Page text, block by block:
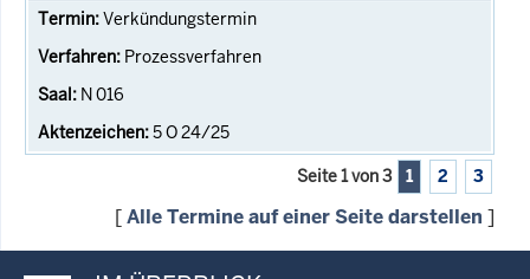
Verkündungstermin
Prozessverfahren
N 016
5 O 24/25
Seite 1 von 3 1 2 3
[Alle Termine auf einer Seite darstellen ]